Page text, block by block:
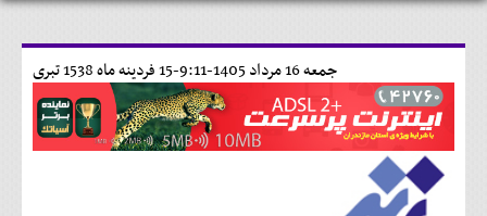
15 فردينه ماه 1538 تبری جمعه 16 مرداد 1405-9:11-